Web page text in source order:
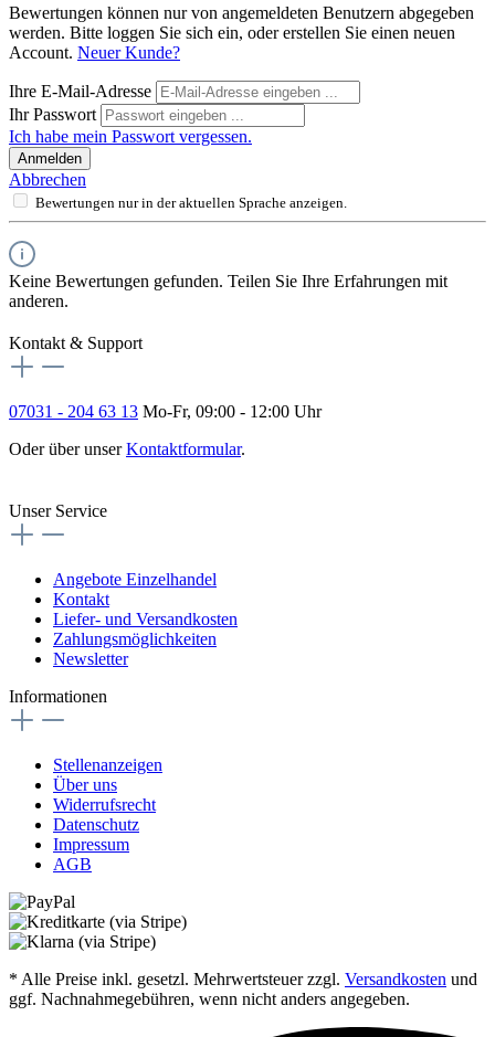
Bewertungen können nur von angemeldeten Benutzern abgegeben
werden. Bitte loggen Sie sich ein, oder erstellen Sie einen neuen
Account. Neuer Kunde?
Ihre E-Mail-Adresse
Ihr Passwort
Ich habe mein Passwort vergessen.
Anmelden
Abbrechen
Bewertungen nur in der aktuellen Sprache anzeigen.
Keine Bewertungen gefunden. Teilen Sie Ihre Erfahrungen mit
anderen.
Kontakt & Support
07031 - 204 63 13 Mo-Fr, 09:00 - 12:00 Uhr
Oder über unserKontaktformular.
Unser Service
Angebote Einzelhandel
Kontakt
Liefer- und Versandkosten
Zahlungsmöglichkeiten
Newsletter
Informationen
Stellenanzeigen
Über uns
Widerrufsrecht
Datenschutz
Impressum
AGB
* Alle Preise inkl. gesetzl. Mehrwertsteuer zzgl. Versandkosten und
ggf. Nachnahmegebühren, wenn nicht anders angegeben.